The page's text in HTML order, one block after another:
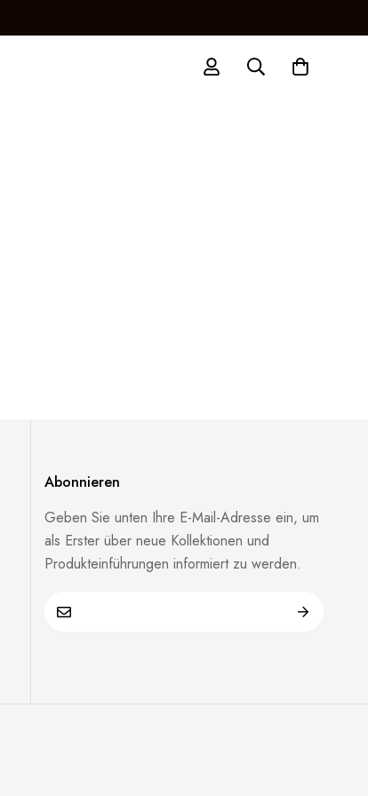
Abonnieren
Geben Sie unten Ihre E-Mail-Adresse ein, um
als Erster über neue Kollektionen und
Produkteinführungen informiert zu werden.